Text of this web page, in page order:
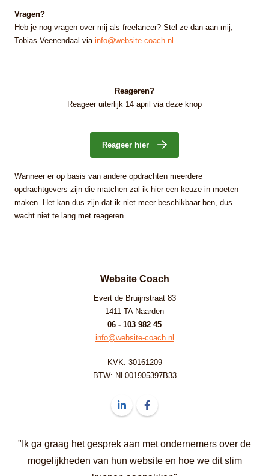
Vragen?
Heb je nog vragen over mij als freelancer? Stel ze dan aan mij,
Tobias Veenendaal via info@website-coach.nl
Reageren?
Reageer uiterlijk 14 april via deze knop
Reageer hier
Wanneer er op basis van andere opdrachten meerdere
opdrachtgevers zijn die matchen zal ik hier een keuze in moeten
maken. Het kan dus zijn dat ik niet meer beschikbaar ben, dus
wacht niet te lang met reageren
Website Coach
Evert de Bruijnstraat 83
1411 TA Naarden
06 - 103 982 45
info@website-coach.nl
KVK: 30161209
BTW: NL001905397B33
Volg ons op LinkedIn Website Coach
"Ik ga graag het gesprek aan met ondernemers over de
mogelijkheden van hun website en hoe we dit slim